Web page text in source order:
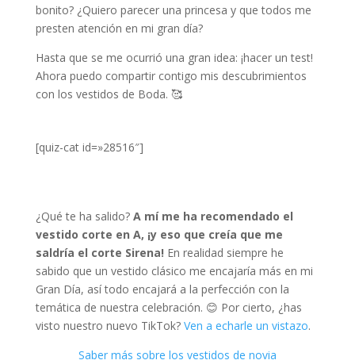
bonito? ¿Quiero parecer una princesa y que todos me
presten atención en mi gran día?
Hasta que se me ocurrió una gran idea: ¡hacer un test!
Ahora puedo compartir contigo mis descubrimientos
con los vestidos de Boda. 🥰
[quiz-cat id=»28516″]
¿Qué te ha salido? A mí me ha recomendado el
vestido corte en A, ¡y eso que creía que me
saldría el corte Sirena! En realidad siempre he
sabido que un vestido clásico me encajaría más en mi
Gran Día, así todo encajará a la perfección con la
temática de nuestra celebración. 😊 Por cierto, ¿has
visto nuestro nuevo TikTok? Ven a echarle un vistazo.
Saber más sobre los vestidos de novia